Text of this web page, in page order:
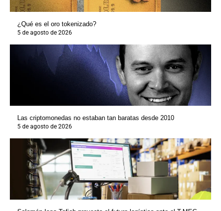
¿Qué es el oro tokenizado?
5 de agosto de 2026
Las criptomonedas no estaban tan baratas desde 2010
5 de agosto de 2026